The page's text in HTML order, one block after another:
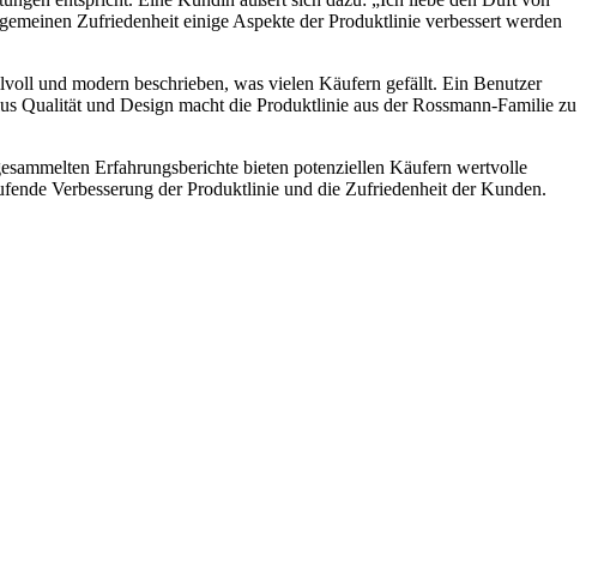
Zufriedenheit einige Aspekte der Produktlinie verbessert werden
und modern beschrieben, was vielen Käufern gefällt. Ein Benutzer
Qualität und Design macht die Produktlinie aus der Rossmann-Familie zu
Erfahrungsberichte bieten potenziellen Käufern wertvolle
Verbesserung der Produktlinie und die Zufriedenheit der Kunden.